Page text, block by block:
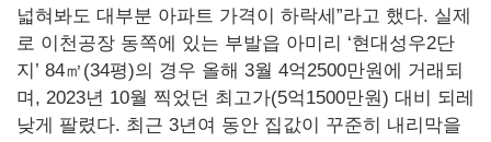
넓혀봐도 대부분 아파트 가격이 하락세”라고 했다. 실제
로 이천공장 동쪽에 있는 부발읍 아미리 ‘현대성우2단
지’ 84㎡(34평)의 경우 올해 3월 4억2500만원에 거래되
며, 2023년 10월 찍었던 최고가(5억1500만원) 대비 되레
낮게 팔렸다. 최근 3년여 동안 집값이 꾸준히 내리막을